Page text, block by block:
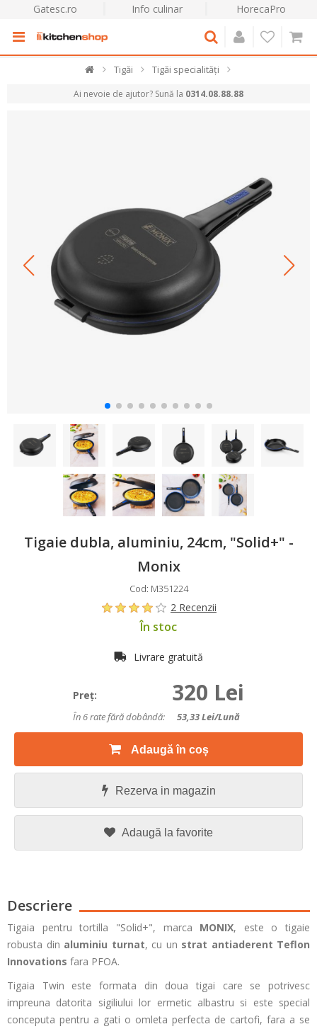
Gatesc.ro Info culinar HorecaPro
Tigăi Tigăi specialități
Ai nevoie de ajutor? Sună la 0314.08.88.88
Tigaie dubla, aluminiu, 24cm, "Solid+" -
Monix
Cod: M351224
2 Recenzii
În stoc
Livrare gratuită
Preţ: 320 Lei
În 6 rate fără dobândă: 53,33Lei/lună
Adaugă în coș
Rezerva in magazin
Adaugă la favorite
Descriere
Tigaia pentru tortilla "Solid+", marca MONIX, este o tigaie
robusta din aluminiu turnat, cu un strat antiaderent Teflon
Innovations fara PFOA.
Tigaia Twin este formata din doua tigai care se potrivesc
impreuna datorita sigiliului lor ermetic albastru si este special
conceputa pentru a gati o omleta perfecta de cartofi, fara a se